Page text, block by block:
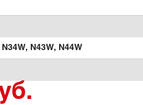
N34W, N43W, N44W